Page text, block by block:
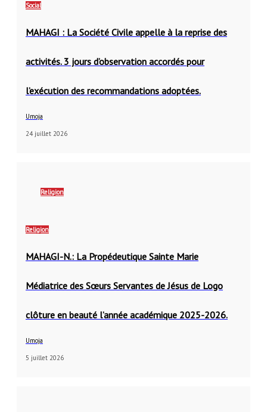
Social
MAHAGI : La Société Civile appelle à la reprise des
activités. 3 jours d’observation accordés pour
l’exécution des recommandations adoptées.
Umoja
24 juillet 2026
Religion
Religion
MAHAGI-N.: La Propédeutique Sainte Marie
Médiatrice des Sœurs Servantes de Jésus de Logo
clôture en beauté l’année académique 2025-2026.
Umoja
5 juillet 2026